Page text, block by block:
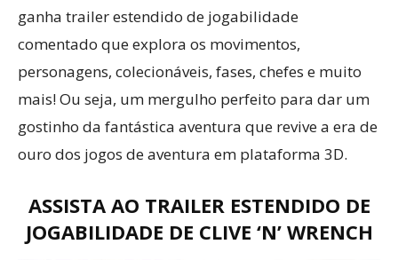
ganha trailer estendido de jogabilidade
comentado que explora os movimentos,
personagens, colecionáveis, fases, chefes e muito
mais! Ou seja, um mergulho perfeito para dar um
gostinho da fantástica aventura que revive a era de
ouro dos jogos de aventura em plataforma 3D.
ASSISTA AO TRAILER ESTENDIDO DE
JOGABILIDADE DE CLIVE ‘N’ WRENCH